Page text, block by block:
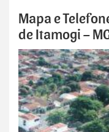
Mapa e
de Itamogi –